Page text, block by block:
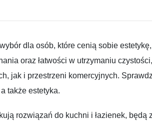
dla osób, które cenią sobie
oraz łatwości w utrzymaniu
jak i przestrzeni komercyjnych.
także estetyka.
rozwiązań do kuchni i łazienek, będą